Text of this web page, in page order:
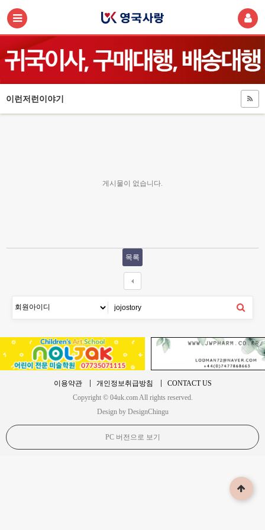
이런저런이야기
게시물이 없습니다.
목록
이용약관 개인정보취급방침
CONTACT US
Copyright © 04uk.com All rights reserved.
Design by DesignChingu
PC 버전으로 보기